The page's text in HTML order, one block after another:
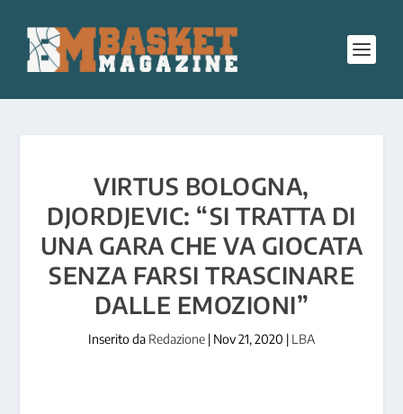
VIRTUS BOLOGNA,
DJORDJEVIC: “SI TRATTA DI
UNA GARA CHE VA GIOCATA
SENZA FARSI TRASCINARE
DALLE EMOZIONI”
Inserito da Redazione | Nov 21, 2020 | LBA